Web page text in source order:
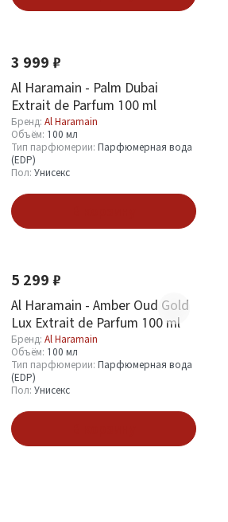
3 999 ₽
Al Haramain - Palm Dubai
Extrait de Parfum 100 ml
Бренд: Al Haramain
Объём: 100 мл
Тип парфюмерии: Парфюмерная вода
(EDP)
Пол: Унисекс
5 299 ₽
Al Haramain - Amber Oud Gold
Lux Extrait de Parfum 100 ml
Бренд: Al Haramain
Объём: 100 мл
Тип парфюмерии: Парфюмерная вода
(EDP)
Пол: Унисекс